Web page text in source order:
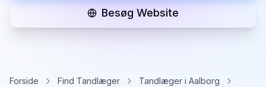
Besøg Website
Forside Find Tandlæger
Tandlæger i Aalborg